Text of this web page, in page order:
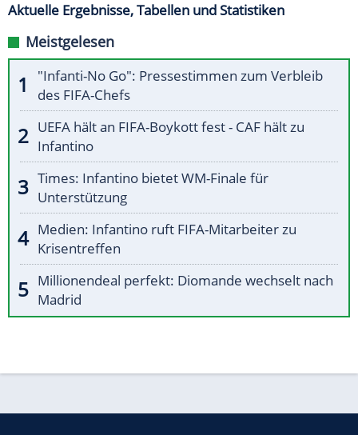
Aktuelle Ergebnisse, Tabellen und Statistiken
Meistgelesen
"Infanti-No Go": Pressestimmen zum Verbleib
des FIFA-Chefs
UEFA hält an FIFA-Boykott fest - CAF hält zu
Infantino
Times: Infantino bietet WM-Finale für
Unterstützung
Medien: Infantino ruft FIFA-Mitarbeiter zu
Krisentreffen
Millionendeal perfekt: Diomande wechselt nach
Madrid